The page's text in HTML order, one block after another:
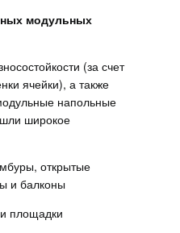
модульных
(за счет
ячейки), а также
напольные
широкое
открытые
и балконы
площадки